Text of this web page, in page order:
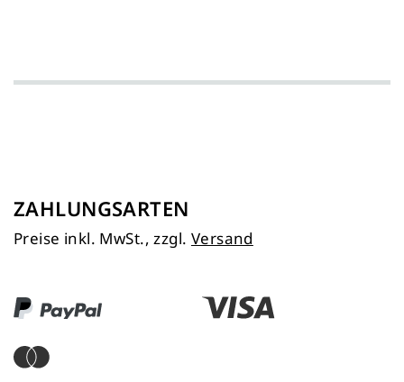
ZAHLUNGSARTEN
Preise inkl. MwSt., zzgl. Versand